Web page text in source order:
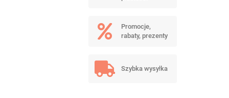
Promocje,
rabaty, prezenty
Szybka wysyłka